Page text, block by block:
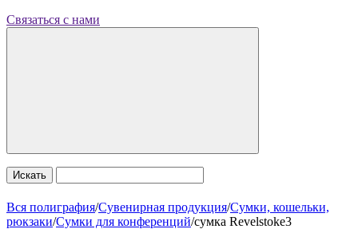
Связаться с нами
Искать
Вся полиграфия/Сувенирная продукция/Сумки, кошельки,
рюкзаки/Сумки для конференций/сумка Revelstoke3